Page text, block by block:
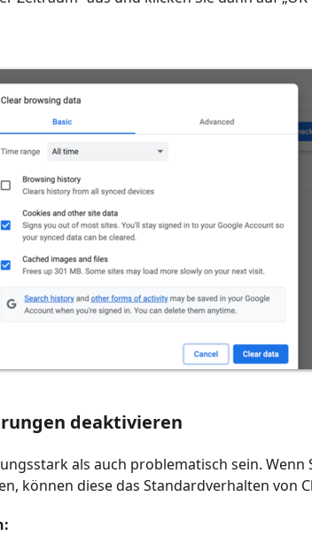
deaktivieren
als auch problematisch sein.
können diese das Standardverhalten von